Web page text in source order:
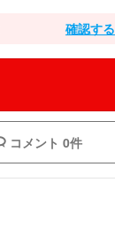
確認する
コメント 0件